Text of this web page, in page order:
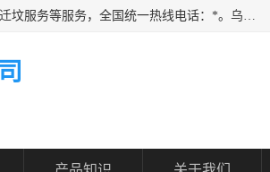
乌鲁木齐福寿家园商务咨询服务有限公司从事：殡葬服务、福寿园、公墓、墓地、迁坟服务等服务，全国统一热线电话：*。乌鲁木齐福寿家园商务咨询服务有限公司提供多种一条龙服务套餐，满足各阶层的实际需求。实实在在做到省心、省力、省钱。